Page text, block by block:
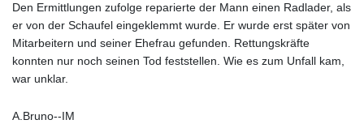
Den Ermittlungen zufolge reparierte der Mann einen Radlader, als
er von der Schaufel eingeklemmt wurde. Er wurde erst später von
Mitarbeitern und seiner Ehefrau gefunden. Rettungskräfte
konnten nur noch seinen Tod feststellen. Wie es zum Unfall kam,
war unklar.
A.Bruno--IM